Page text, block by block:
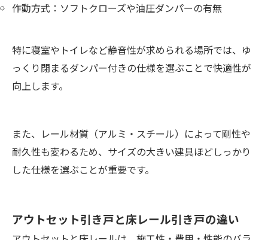
作動方式：ソフトクローズや油圧ダンパーの有無
特に寝室やトイレなど静音性が求められる場所では、ゆ
っくり閉まるダンパー付きの仕様を選ぶことで快適性が
向上します。
また、レール材質（アルミ・スチール）によって剛性や
耐久性も変わるため、サイズの大きい建具ほどしっかり
した仕様を選ぶことが重要です。
アウトセット引き戸と床レール引き戸の違い